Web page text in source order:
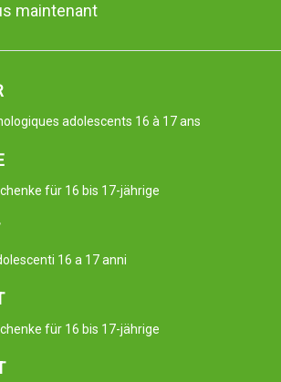
maintenant
adolescents 16 à 17 ans
für 16 bis 17-jährige
16 a 17 anni
für 16 bis 17-jährige